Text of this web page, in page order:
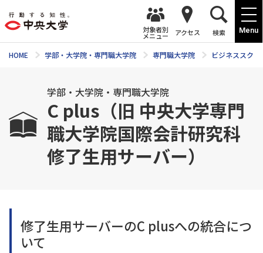
Menu
対象者別
メニュー アクセス 検索
HOME 学部・大学院・専門職大学院 専門職大学院 ビジネススクー
学部・大学院・専門職大学院
C plus（旧 中央大学専門
職大学院国際会計研究科
修了生用サーバー）
修了生用サーバーのC plusへの統合につ
いて